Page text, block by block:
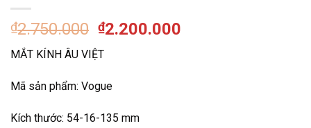
₫2.750.000 Giá
gốc
là:
₫2.200.000
MẮT KÍNH ÂU VIỆT
Mã sản phẩm: Vogue
Kích thước: 54-16-135 mm